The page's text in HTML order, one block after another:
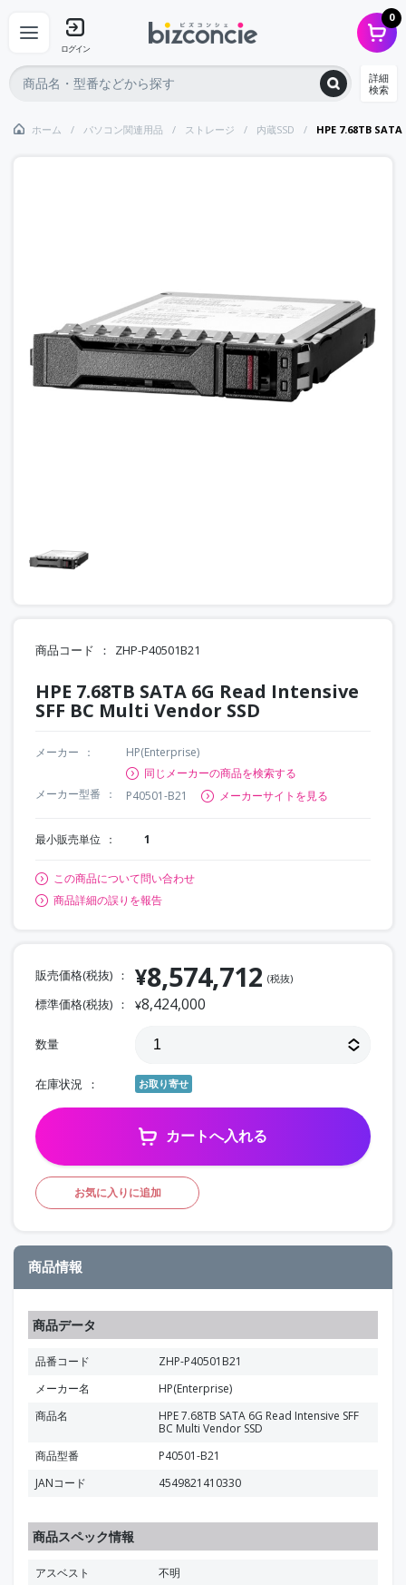
ログイン
0
詳細
検索
ホーム パソコン関連用品 ストレージ 内蔵SSD HPE 7.68TB
商品コード ZHP-P40501B21
HPE 7.68TB SATA 6G Read Intensive
SFF BC Multi Vendor SSD
メーカー
HP(Enterprise)
同じメーカーの商品を検索する
メーカー型番
P40501-B21 メーカーサイトを見る
最小販売単位 1
この商品について問い合わせ
商品詳細の誤りを報告
販売価格(税抜) ¥8,574,712 (税抜)
標準価格(税抜) ¥8,424,000
数量
在庫状況 お取り寄せ
カートへ入れる
お気に入りに追加
商品情報
商品データ
品番コード
ZHP-P40501B21
メーカー名
HP(Enterprise)
商品名
HPE 7.68TB SATA 6G Read Intensive SFF
BC Multi Vendor SSD
商品型番
P40501-B21
JANコード
4549821410330
商品スペック情報
アスベスト
不明